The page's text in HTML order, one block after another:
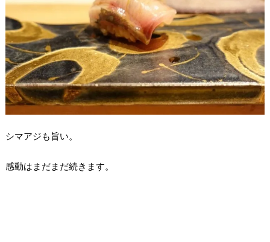
シマアジも旨い。
感動はまだまだ続きます。